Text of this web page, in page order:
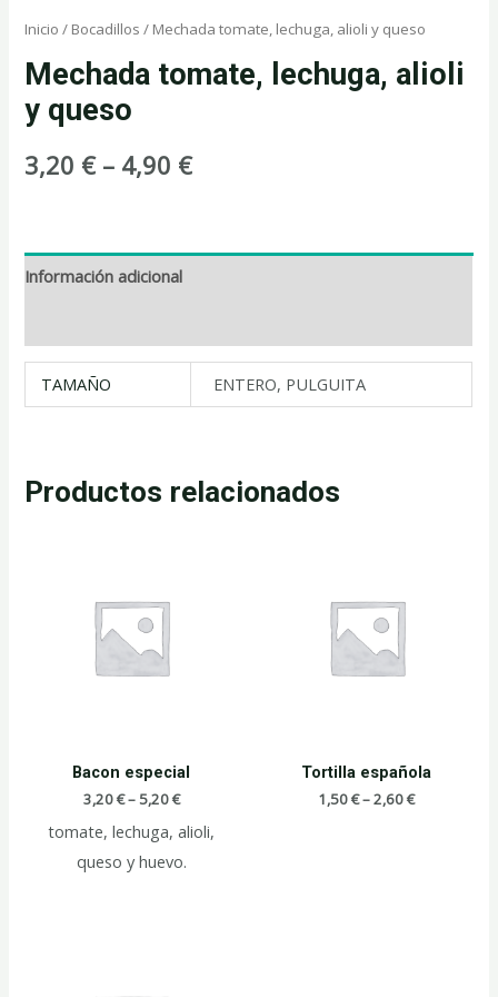
Inicio / Bocadillos / Mechada tomate, lechuga, alioli y queso
Mechada tomate, lechuga, alioli
y queso
3,20 €– 4,90 €
Información adicional
TAMAÑO ENTERO, PULGUITA
Productos relacionados
Bacon especial
3,20€–5,20€
tomate, lechuga, alioli,
queso y huevo.
Tortilla española
1,50€–2,60€